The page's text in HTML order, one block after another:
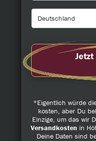
*Eigentlich würde
kosten, aber Du
Einzige, um das wir
Versandkosten in
Deine Daten sind